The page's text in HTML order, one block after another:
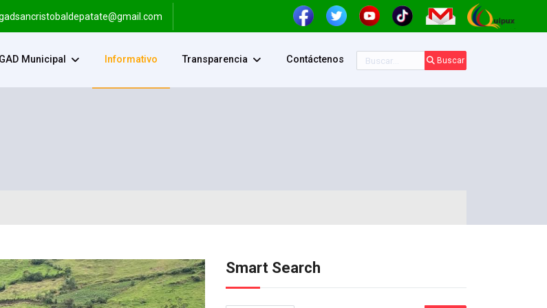
GAD Municipal Informativo Transparencia Contáctenos Buscar Buscar
Smart Search